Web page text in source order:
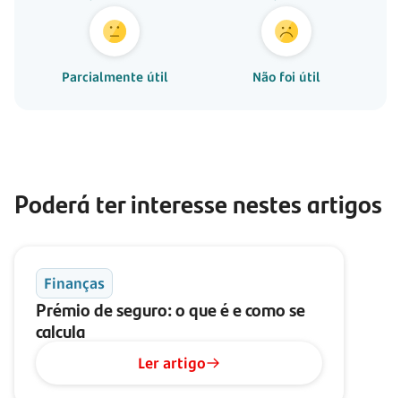
Parcialmente útil Não foi útil
Poderá ter interesse nestes artigos
Finanças
Prémio de seguro: o que é e como se
calcula
Ler artigo